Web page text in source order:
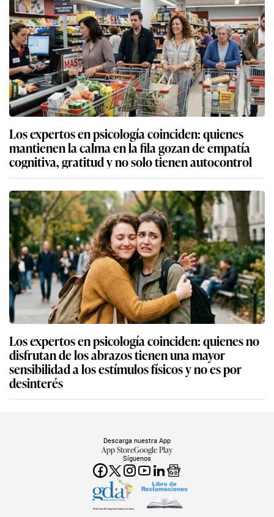
Los expertos en psicología coinciden: quienes
mantienen la calma en la fila gozan de empatía
cognitiva, gratitud y no solo tienen autocontrol
Los expertos en psicología coinciden: quienes no
disfrutan de los abrazos tienen una mayor
sensibilidad a los estímulos físicos y no es por
desinterés
Síguenos
Descarga nuestra App
App StoreGoogle Play
Miembro del Grupo de Diarios América